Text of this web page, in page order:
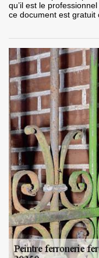
qu’il est le
ce document est gratuit